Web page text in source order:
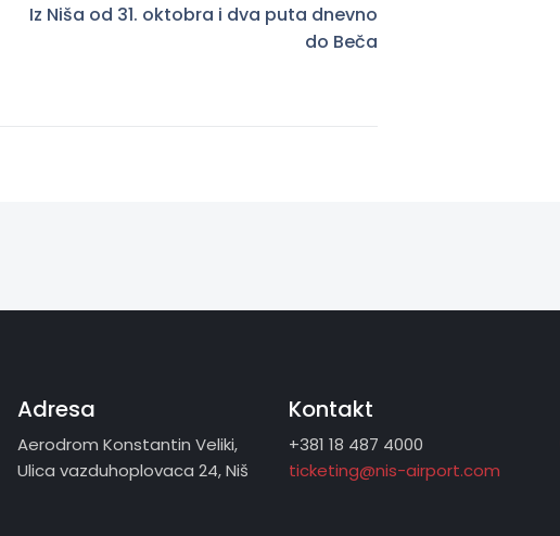
Iz Niša od 31. oktobra i dva puta dnevno
do Beča
Adresa
Aerodrom Konstantin Veliki,
Ulica vazduhoplovaca 24, Niš
Kontakt
+381 18 487 4000
ticketing@nis-airport.com